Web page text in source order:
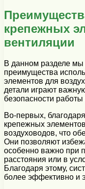
крепежных
вентиляции
В данном разделе
преимущества
элементов для
детали играют
безопасности
Во-первых,
крепежных
воздуховодов, что
Они позволяют
особенно важно при
расстояния или в
Благодаря этому,
более эффективно и